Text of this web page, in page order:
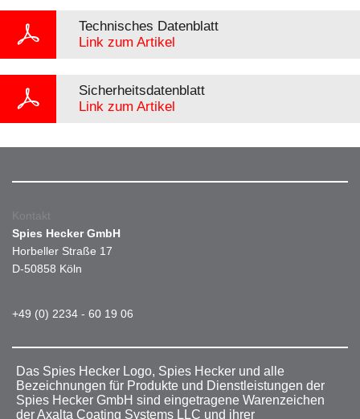
Technisches Datenblatt
Link zum Artikel
Sicherheitsdatenblatt
Link zum Artikel
Kontakt
Spies Hecker GmbH
Horbeller Straße 17
D-50858 Köln
+49 (0) 2234 - 60 19 06
Das Spies Hecker Logo, Spies Hecker und alle
Bezeichnungen für Produkte und Dienstleistungen der
Spies Hecker GmbH sind eingetragene Warenzeichen
der Axalta Coating Systems LLC und ihrer